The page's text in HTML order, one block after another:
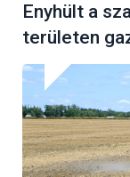
Enyhült a
területen